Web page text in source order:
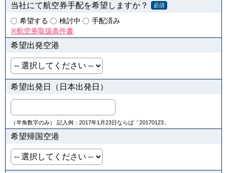
当社にて航空券手配を希望しますか？ 必須
希望する 検討中
手配済み
※航空券取扱条件書
希望出発空港
希望出発日（日本出発日）
（半角数字のみ） 記入例：2017年1月23日ならば「20170123」
希望帰国空港